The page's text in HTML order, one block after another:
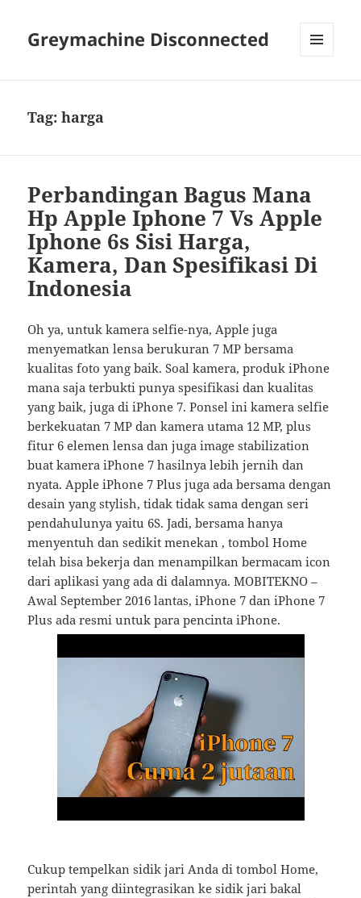
Greymachine Disconnected
Tag:harga
Perbandingan Bagus Mana
Hp Apple Iphone 7 Vs Apple
Iphone 6s Sisi Harga,
Kamera, Dan Spesifikasi Di
Indonesia
Oh ya, untuk kamera selfie-nya, Apple juga
menyematkan lensa berukuran 7 MP bersama
kualitas foto yang baik. Soal kamera, produk iPhone
mana saja terbukti punya spesifikasi dan kualitas
yang baik, juga di iPhone 7. Ponsel ini kamera selfie
berkekuatan 7 MP dan kamera utama 12 MP, plus
fitur 6 elemen lensa dan juga image stabilization
buat kamera iPhone 7 hasilnya lebih jernih dan
nyata. Apple iPhone 7 Plus juga ada bersama dengan
desain yang stylish, tidak tidak sama dengan seri
pendahulunya yaitu 6S. Jadi, bersama hanya
menyentuh dan sedikit menekan , tombol Home
telah bisa bekerja dan menampilkan bermacam icon
dari aplikasi yang ada di dalamnya. MOBITEKNO –
Awal September 2016 lantas, iPhone 7 dan iPhone 7
Plus ada resmi untuk para pencinta iPhone.
Cukup tempelkan sidik jari Anda di tombol Home,
perintah yang diintegrasikan ke sidik jari bakal